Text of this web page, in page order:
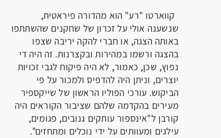
קווארטו "רע" הוא מהדורה פיראטית,
שנשענה אולי על זכרון של שחקנים שהשתתפו
באותה הצגה, או חברי להקה יריבה שצפו
בהצגה ורשמו במהירות ובקצרנות. זה היה די
נפוץ, שכן, כאמור, לא היה פיקוח לגבי זכויות
יוצרים, וניתן היה להדפיס ולמכור על פי
הביקוש. עורכי הפוליו הראשון של שייקספיר
מעירים בהקדמה שלהם שציבור הקוראים היה
קורבן ל"אינספור עותקים גנובים, פגומים,
עילגים ומעוותים על ידי נוכלים ומתחזים".